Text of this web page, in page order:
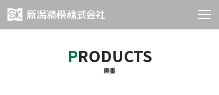
PRODUCTS
廃番